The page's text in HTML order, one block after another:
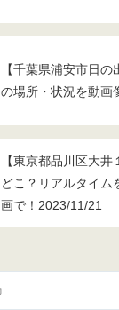
【千葉県浦安市日
の場所・状況を動画
【東京都品川区大
どこ？リアルタイム
画で！2023/11/21